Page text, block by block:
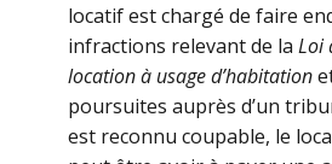
locatif est chargé de faire
infractions relevant de la Loi
location à usage d’habitation
poursuites auprès d’un
est reconnu coupable, le